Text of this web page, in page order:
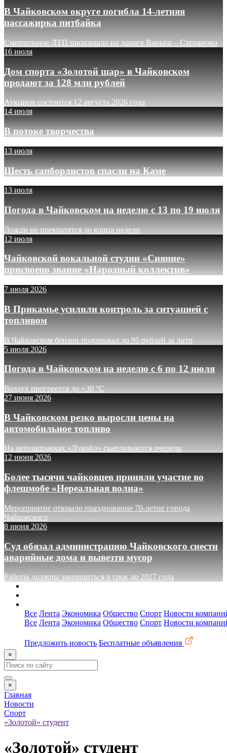
В Чайковском округе погибла 14-летняя
пассажирка питбайка
Смертельное ДТП произошло на дороге Ваньки – Степаново
16 июля
Дом спорта «Золотой шар» в Чайковском
продают за 128 млн рублей
Аукцион состоится 12 августа 2026 года
14 июля
В потоке творчества
13 июля
Шесть сапбордистов спасли на Каме
13 июля
Погода в Чайковском на неделю с 13 по 19 июля
Дожди не прекратятся до конца недели
12 июля
Чайковской вокальной студии «Сияние»
присвоено звание «Народный коллектив»
7 июля 2026
В Прикамье усилили контроль за ситуацией с
топливом
В Чайковском бензин подорожал до 95 рублей за литр
5 июля 2026
Погода в Чайковском на неделю с 6 по 12 июля
Воздух прогреется до +30 °C
27 июня 2026
В Чайковском резко выросли цены на
автомобильное топливо
На автозаправках «Лукойл» скапливаются очереди
12 июня 2026
Более тысячи чайковцев приняли участие во
флешмобе «Нереальная волна»
Мероприятие открыло празднование 70-летие города
Чайковского
8 июня 2026
Суд обязал администрацию Чайковского снести
аварийные дома и вывезти мусор
Работы должны завершиться в срок до 2027 года
Все Лента Экономика Общество Спорт Новости
Все Лента Экономика Общество Спорт Новости
Предложить новость Бесплатные объявления
×
×
Главная
Новости
Спорт
«Золотой» студент
«Золотой» студент